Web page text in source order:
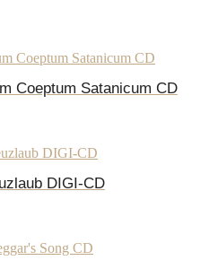
Coeptum Satanicum CD
DIGI-CD